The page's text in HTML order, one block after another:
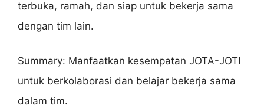
terbuka, ramah, dan siap untuk bekerja sama
dengan tim lain.
Summary: Manfaatkan kesempatan JOTA-JOTI
untuk berkolaborasi dan belajar bekerja sama
dalam tim.